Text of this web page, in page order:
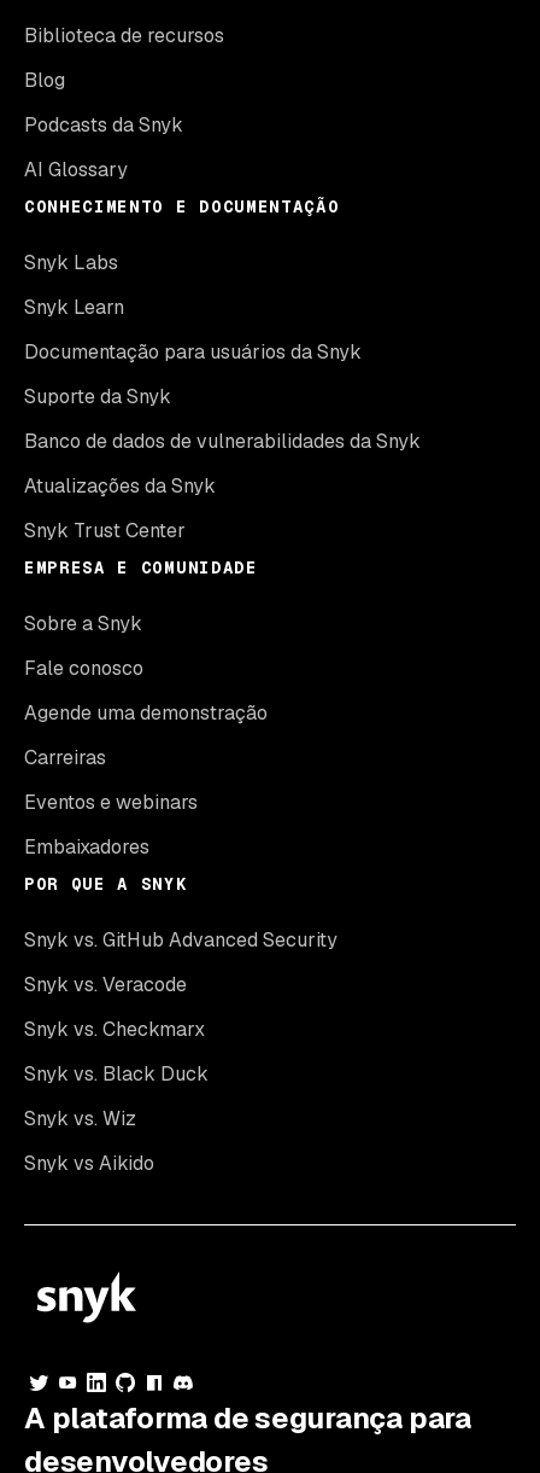
Biblioteca de recursos
Blog
Podcasts da Snyk
AI Glossary
CONHECIMENTO E DOCUMENTAÇÃO
Snyk Labs
Snyk Learn
Documentação para usuários da Snyk
Suporte da Snyk
Banco de dados de vulnerabilidades da Snyk
Atualizações da Snyk
Snyk Trust Center
EMPRESA E COMUNIDADE
Sobre a Snyk
Fale conosco
Agende uma demonstração
Carreiras
Eventos e webinars
Embaixadores
POR QUE A SNYK
Snyk vs. GitHub Advanced Security
Snyk vs. Veracode
Snyk vs. Checkmarx
Snyk vs. Black Duck
Snyk vs. Wiz
Snyk vs Aikido
A plataforma de segurança para
desenvolvedores